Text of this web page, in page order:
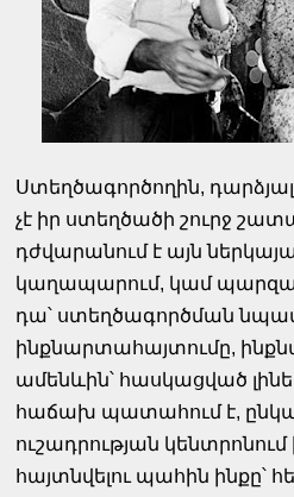
Ստեղծագործողին,
չէ իր ստեղծածի շուրջ
դժվարանում է այն
կաղապարում, կամ
դա՝ ստեղծագործման
ինքնարտահայտումը,
ամենևին՝ հասկացված
հաճախ պատահում է,
ուշադրության կենտրոնում
հայտնվելու պահին ինքը՝